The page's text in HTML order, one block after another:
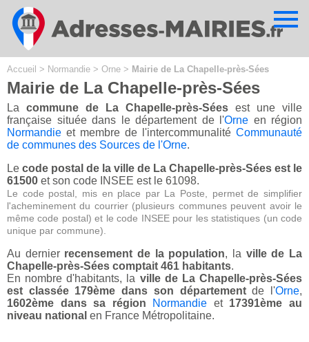
Accueil > Normandie > Orne > Mairie de La Chapelle-près-Sées
Mairie de La Chapelle-près-Sées
La commune de La Chapelle-près-Sées est une ville
française située dans le département de l'Orne en région
Normandie et membre de l'intercommunalité Communauté
de communes des Sources de l'Orne.
Le code postal de la ville de La Chapelle-près-Sées est le
61500 et son code INSEE est le 61098.
Le code postal, mis en place par La Poste, permet de simplifier
l'acheminement du courrier (plusieurs communes peuvent avoir le
même code postal) et le code INSEE pour les statistiques (un code
unique par commune).
Au dernier recensement de la population, la ville de La
Chapelle-près-Sées comptait 461 habitants.
En nombre d'habitants, la ville de La Chapelle-près-Sées
est classée 179ème dans son départementde l'Orne,
1602ème dans sa région
Normandie et 17391ème au
niveau national en France Métropolitaine.
Cookies management panel